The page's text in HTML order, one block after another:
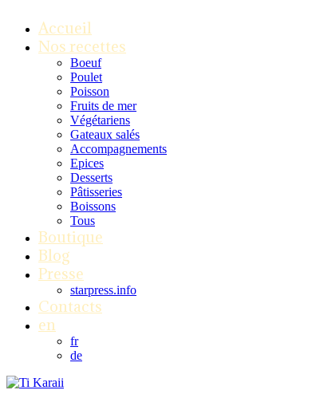
Accueil
Nos recettes
Boeuf
Poulet
Poisson
Fruits de mer
Végétariens
Gateaux salés
Accompagnements
Epices
Desserts
Pâtisseries
Boissons
Tous
Boutique
Blog
Presse
starpress.info
Contacts
en
fr
de